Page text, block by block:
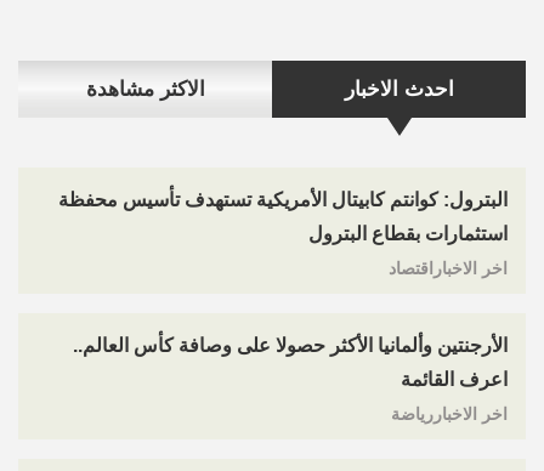
احدث الاخبار الاكثر مشاهدة
البترول: كوانتم كابيتال الأمريكية تستهدف تأسيس محفظة
استثمارات بقطاع البترول
اخر الاخباراقتصاد
الأرجنتين وألمانيا الأكثر حصولا على وصافة كأس العالم..
اعرف القائمة
اخر الاخباررياضة